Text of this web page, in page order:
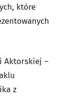
które
Aktorskiej –
z